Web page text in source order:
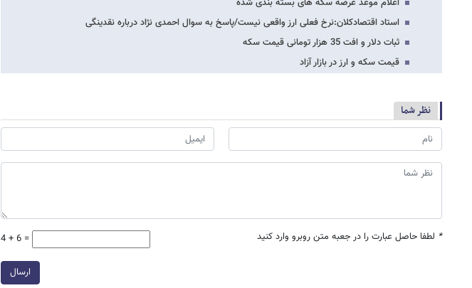
استاد اقتصادکلان:نرخ فعلی ارز واقعی نیست/پاسخ به سوال احمدی نژاد درباره نقدینگی
ثبات دلار و افت 35 هزار تومانی قیمت سکه
قیمت سکه و ارز در بازار آزاد
نظر شما
* لطفا حاصل عبارت را در جعبه متن روبرو وارد کنید 4 + 6 =
ارسال